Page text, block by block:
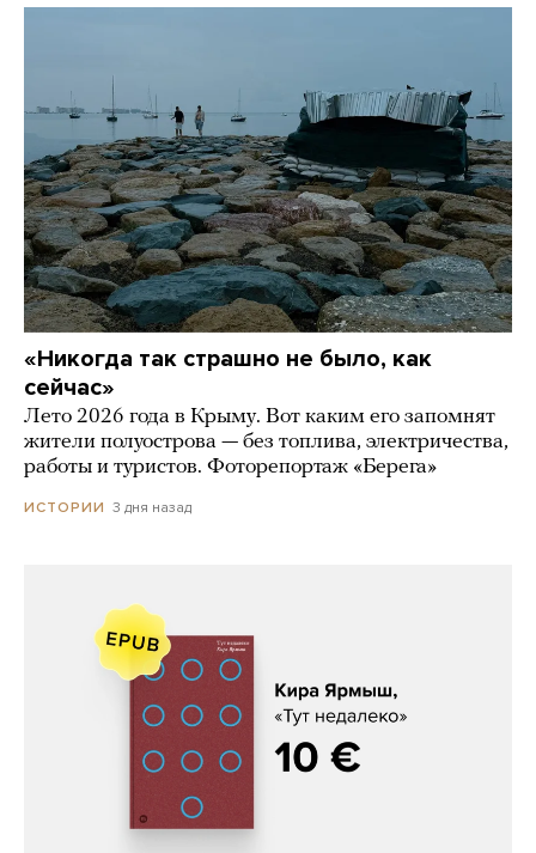
«Никогда так страшно не было, как
сейчас»
Лето 2026 года в Крыму. Вот каким его запомнят
жители полуострова — без топлива, электричества,
работы и туристов. Фоторепортаж «Берега»
ИСТОРИИ 3 дня назад
Кира Ярмыш, «Тут недалеко»